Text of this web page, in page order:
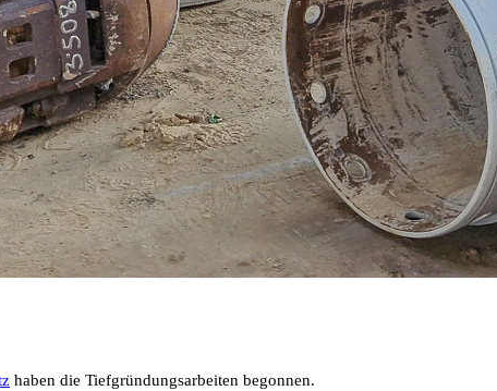
haben die Tiefgründungsarbeiten begonnen.